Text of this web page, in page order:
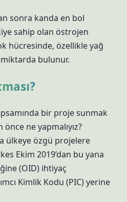
sonra kanda en bol
sahip olan östrojen
hücresinde, özellikle yağ
bulunur.
bir proje sunmak
ne yapmalıyız?
ülkeye özgü projelere
Ekim 2019’dan bu yana
(OID) ihtiyaç
Kimlik Kodu (PIC) yerine